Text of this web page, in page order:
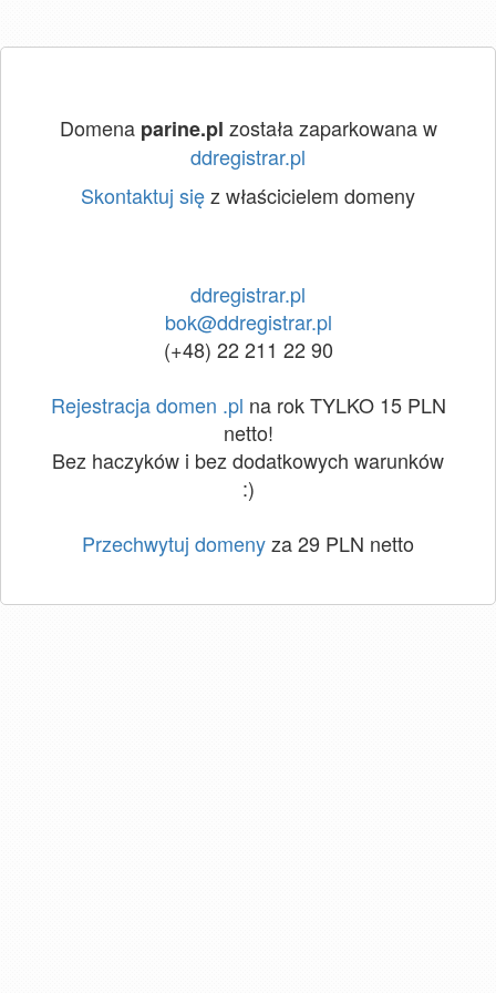
Domena parine.pl została zaparkowana w
ddregistrar.pl
Skontaktuj sięz właścicielem domeny
ddregistrar.pl
bok@ddregistrar.pl
(+48) 22 211 22 90
Rejestracja domen .pl na rok TYLKO 15 PLN
netto!
Bez haczyków i bez dodatkowych warunków
:)
Przechwytuj domenyza 29 PLN netto